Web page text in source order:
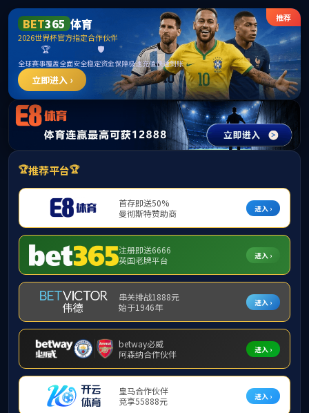
FUN乐天使(中国·堂)官方网站
内部网 本科教学管理系统 English
人才招聘 > 招聘简章
招聘简章